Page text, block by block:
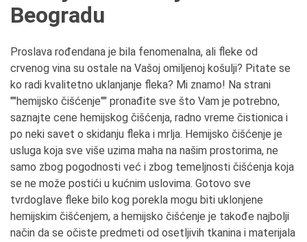
Beogradu
Proslava rođendana je bila fenomenalna, ali fleke od
crvenog vina su ostale na Vašoj omiljenoj košulji? Pitate se
ko radi kvalitetno uklanjanje fleka? Mi znamo! Na strani
""hemijsko čišćenje"" pronađite sve što Vam je potrebno,
saznajte cene hemijskog čišćenja, radno vreme čistionica i
po neki savet o skidanju fleka i mrlja. Hemijsko čišćenje je
usluga koja sve više uzima maha na našim prostorima, ne
samo zbog pogodnosti već i zbog temeljnosti čišćenja koja
se ne može postići u kućnim uslovima. Gotovo sve
tvrdoglave fleke bilo kog porekla mogu biti uklonjene
hemijskim čišćenjem, a hemijsko čišćenje je takođe najbolji
način da se očiste predmeti od osetljivih tkanina i materijala